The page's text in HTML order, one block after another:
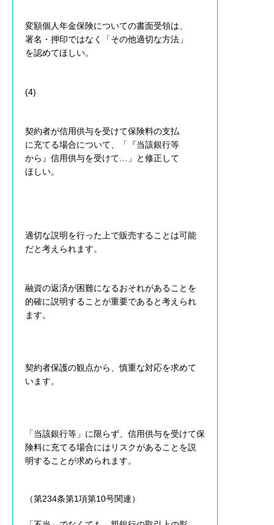
変額個人年金保険についての書面受領は、
署名・押印ではなく「その他適切な方法」
を認めてほしい。
(4)
契約者が信用供与を受けて保険料の支払
に充てる場合について、「『当該銀行等
から』信用供与を受けて…」と修正して
ほしい。
適切な説明を行った上で販売することは可能
だと考えられます。
融資の返済が困難になるおそれがあることを
的確に説明することが重要であると考えられ
ます。
契約者保護の観点から、慎重な対応を求めて
います。
「当該銀行等」に限らず、信用供与を受けて保
険料に充てる場合にはリスクがあることを説
明することが求められます。
（第234条第1項第10号関連）